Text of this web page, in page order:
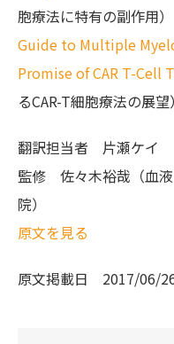
胞療法に特有の副作用）
Guide to Multiple
Promise of CAR T-Cell
るCAR-T細胞療法の展望）
翻訳担当者 片瀬ケイ
監修 佐々木裕哉（血
院）
原文を見る
原文掲載日 2017/06/